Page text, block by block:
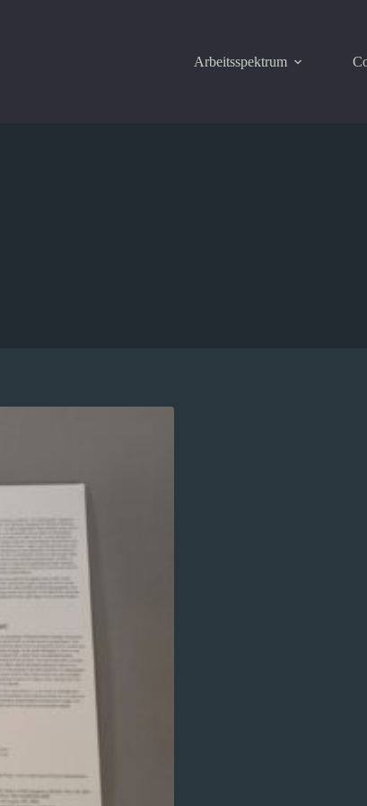
Arbeitsspektrum